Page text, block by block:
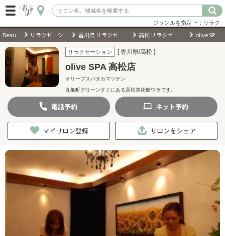
ログイン
会員登録（無料）
キーワード検索
ジャンルを選択
キーワードで検索
近くのサロンを探す
ジャンルを指定 ：リラク
BeautyPark リラクゼーションサロン 香川県 リラクゼーションサロン 高松 リラクゼーションサロン olive SPA 高松店
リラクゼーション [ 香川県/高松 ]
olive SPA 高松店
オリーブスパタカマツテン
丸亀町グリーンすぐにある高松美術館ウラです。
電話予約 ネット予約
マイサロン登録 サロンをシェア